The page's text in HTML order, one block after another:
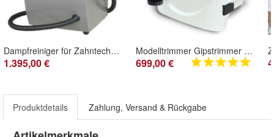
Dampfreiniger für Zahntechniklabor Zahnlabor Zahntechnik Dampfstrahlgerät
1.395,00 €
Modelltrimmer Gipstrimmer Gipsmodelltrimmer
699,00 €
Produktdetails Zahlung, Versand & Rückgabe